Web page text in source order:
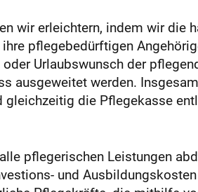
wir erleichtern, indem wir die
pflegebedürftigen
Urlaubswunsch der
ausgeweitet werden.
die Pflegekasse
pflegerischen Leistungen
und Ausbildungskosten